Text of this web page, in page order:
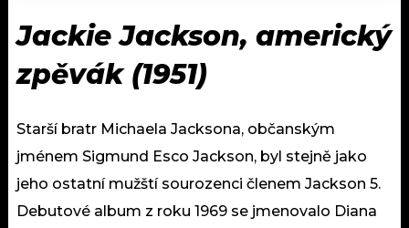
Jackie Jackson, americký
zpěvák (1951)
Starší bratr Michaela Jacksona, občanským
jménem Sigmund Esco Jackson, byl stejně jako
jeho ostatní mužští sourozenci členem Jackson 5.
Debutové album z roku 1969 se jmenovalo Diana